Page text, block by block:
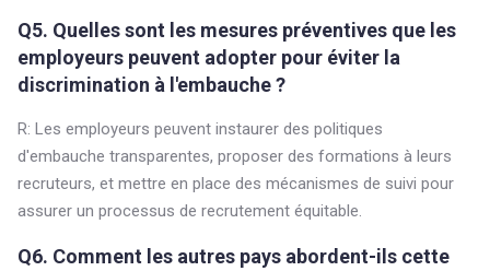
Q5. Quelles sont les mesures préventives que les
employeurs peuvent adopter pour éviter la
discrimination à l'embauche ?
R: Les employeurs peuvent instaurer des politiques
d'embauche transparentes, proposer des formations à leurs
recruteurs, et mettre en place des mécanismes de suivi pour
assurer un processus de recrutement équitable.
Q6. Comment les autres pays abordent-ils cette